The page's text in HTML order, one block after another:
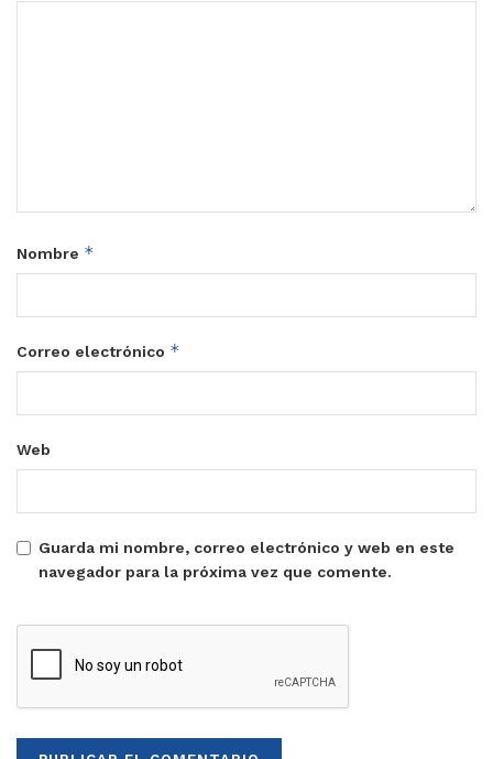
Nombre *
Correo electrónico *
Web
Guarda mi nombre, correo electrónico y web en este
navegador para la próxima vez que comente.